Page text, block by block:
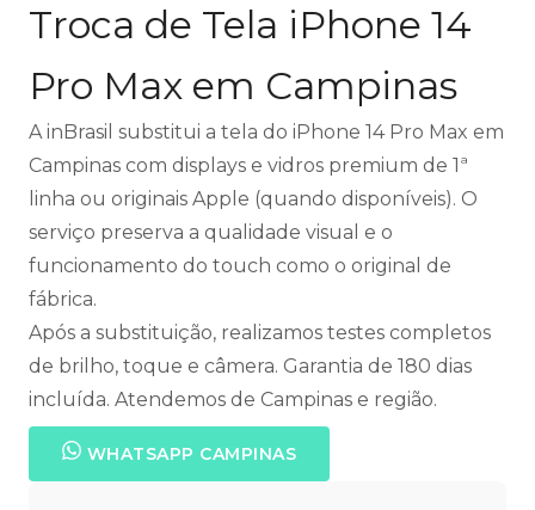
Troca de Tela iPhone 14
Pro Max em Campinas
A inBrasil substitui a tela do iPhone 14 Pro Max em
Campinas com displays e vidros premium de 1ª
linha ou originais Apple (quando disponíveis). O
serviço preserva a qualidade visual e o
funcionamento do touch como o original de
fábrica.
Após a substituição, realizamos testes completos
de brilho, toque e câmera. Garantia de 180 dias
incluída. Atendemos de Campinas e região.
WHATSAPP CAMPINAS